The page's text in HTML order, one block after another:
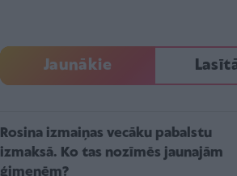
Jaunākie
Rosina izmaiņas vecāku pabalstu
izmaksā. Ko tas nozīmēs jaunajām
ģimenēm?